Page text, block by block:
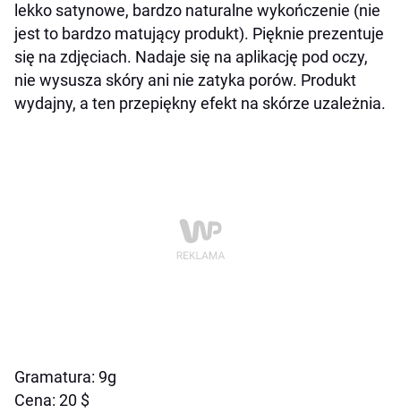
lekko satynowe, bardzo naturalne wykończenie (nie
jest to bardzo matujący produkt). Pięknie prezentuje
się na zdjęciach. Nadaje się na aplikację pod oczy,
nie wysusza skóry ani nie zatyka porów. Produkt
wydajny, a ten przepiękny efekt na skórze uzależnia.
Gramatura: 9g
Cena: 20 $